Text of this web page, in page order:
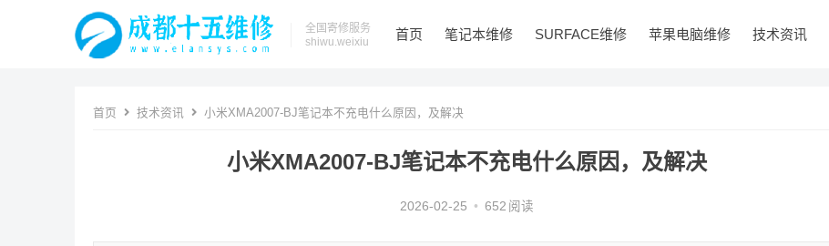
全国寄修服务
shiwu.weixiu
首页 笔记本维修 SURFACE维修 苹果电脑维修 技术资讯
首页 技术资讯 小米XMA2007-BJ笔记本不充电什么原因，及解决
小米XMA2007-BJ笔记本不充电什么原因，及解决
2026-02-25 • 652 阅读